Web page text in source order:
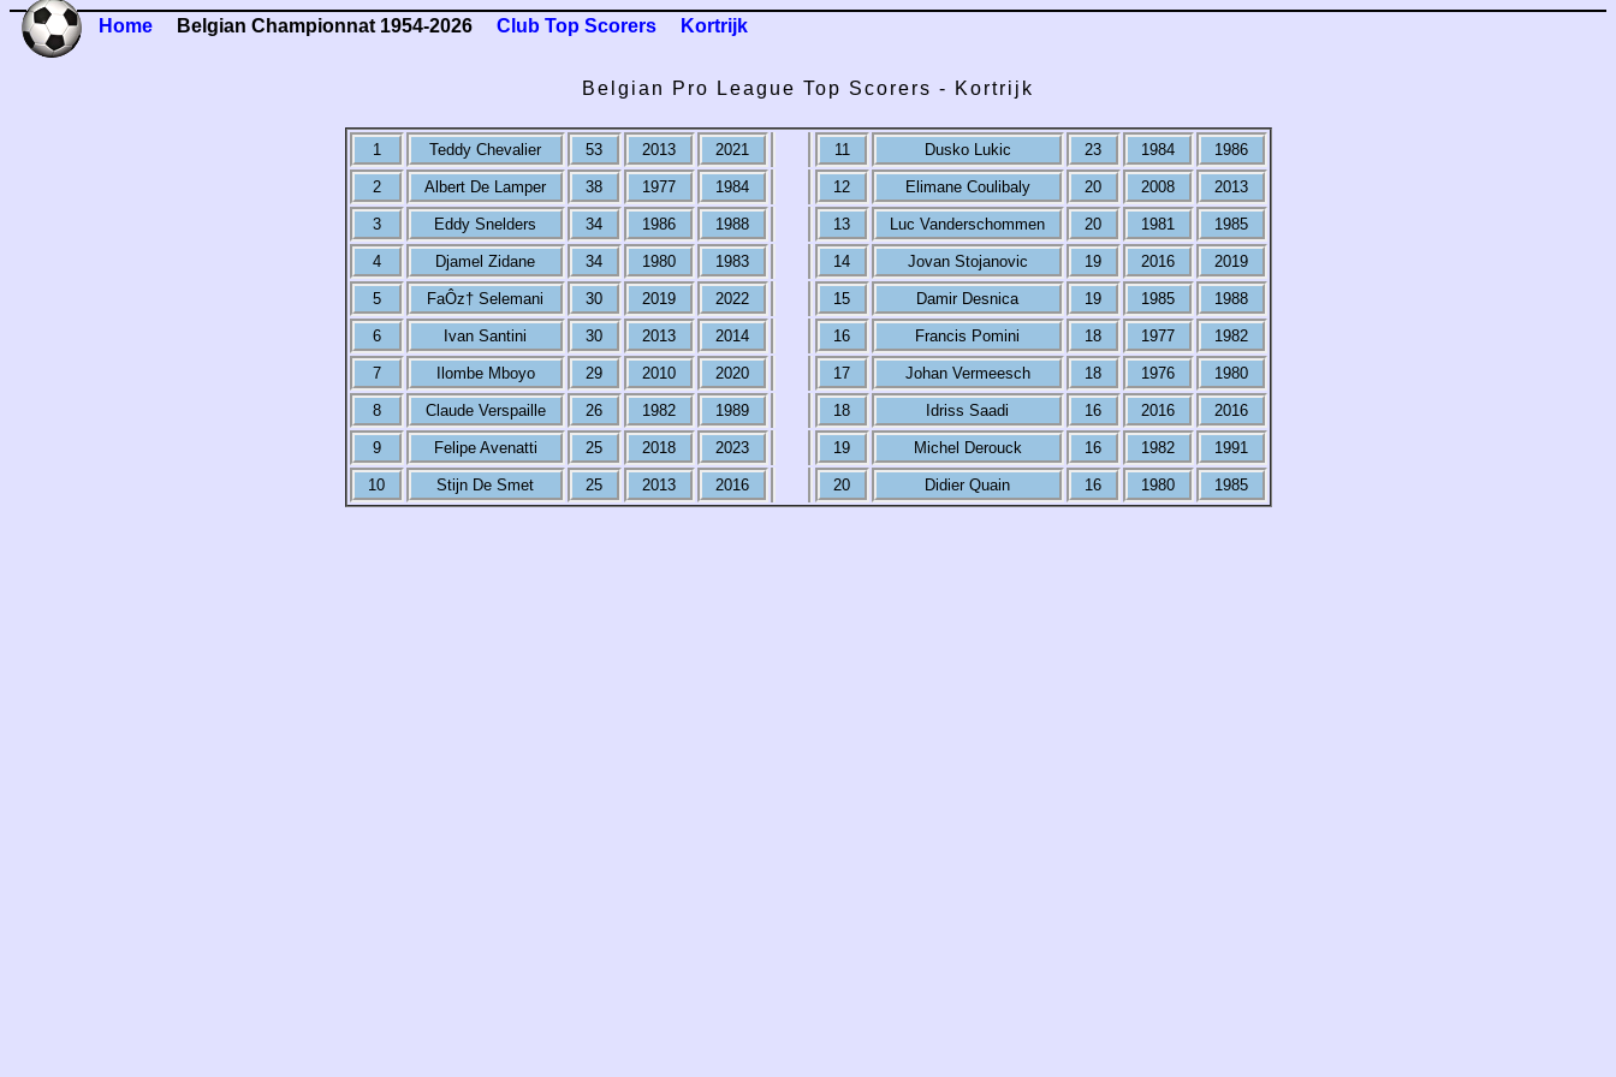
Home Belgian Championnat 1954-2026 Club Top Scorers Kortrijk
Belgian Pro League Top Scorers - Kortrijk
1 Teddy Chevalier 53 2013 2021 11 Dusko Lukic 23 1984 1986
2 Albert De Lamper 38 1977 1984 12 Elimane Coulibaly 20 2008 2013
3 Eddy Snelders 34 1986 1988 13 Luc Vanderschommen 20 1981 1985
4 Djamel Zidane 34 1980 1983 14 Jovan Stojanovic 19 2016 2019
5 FaÔz† Selemani 30 2019 2022 15 Damir Desnica 19 1985 1988
6 Ivan Santini 30 2013 2014 16 Francis Pomini 18 1977 1982
7 Ilombe Mboyo 29 2010 2020 17 Johan Vermeesch 18 1976 1980
8 Claude Verspaille 26 1982 1989 18 Idriss Saadi 16 2016 2016
9 Felipe Avenatti 25 2018 2023 19 Michel Derouck 16 1982 1991
10 Stijn De Smet 25 2013 2016 20 Didier Quain 16 1980 1985